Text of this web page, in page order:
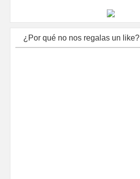
¿Por qué no nos regalas un like?